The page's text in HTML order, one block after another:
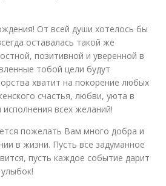
От всей души хотелось бы
оставалась такой же
позитивной и уверенной в
тобой цели будут
хватит на покорение любых
счастья, любви, уюта в
всех желаний!
пожелать Вам много добра и
в жизни. Пусть все задуманное
пусть каждое событие дарит